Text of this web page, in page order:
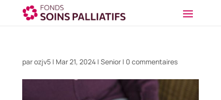
parozjv5| Mar 21, 2024| Senior| 0 commentaires